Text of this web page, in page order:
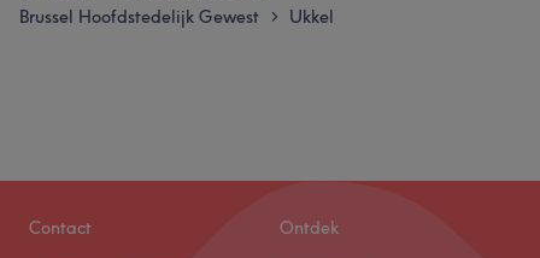
Brussel Hoofdstedelijk Gewest > Ukkel
Contact Ontdek